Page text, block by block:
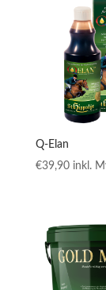
Q-Elan
€39,90 inkl.